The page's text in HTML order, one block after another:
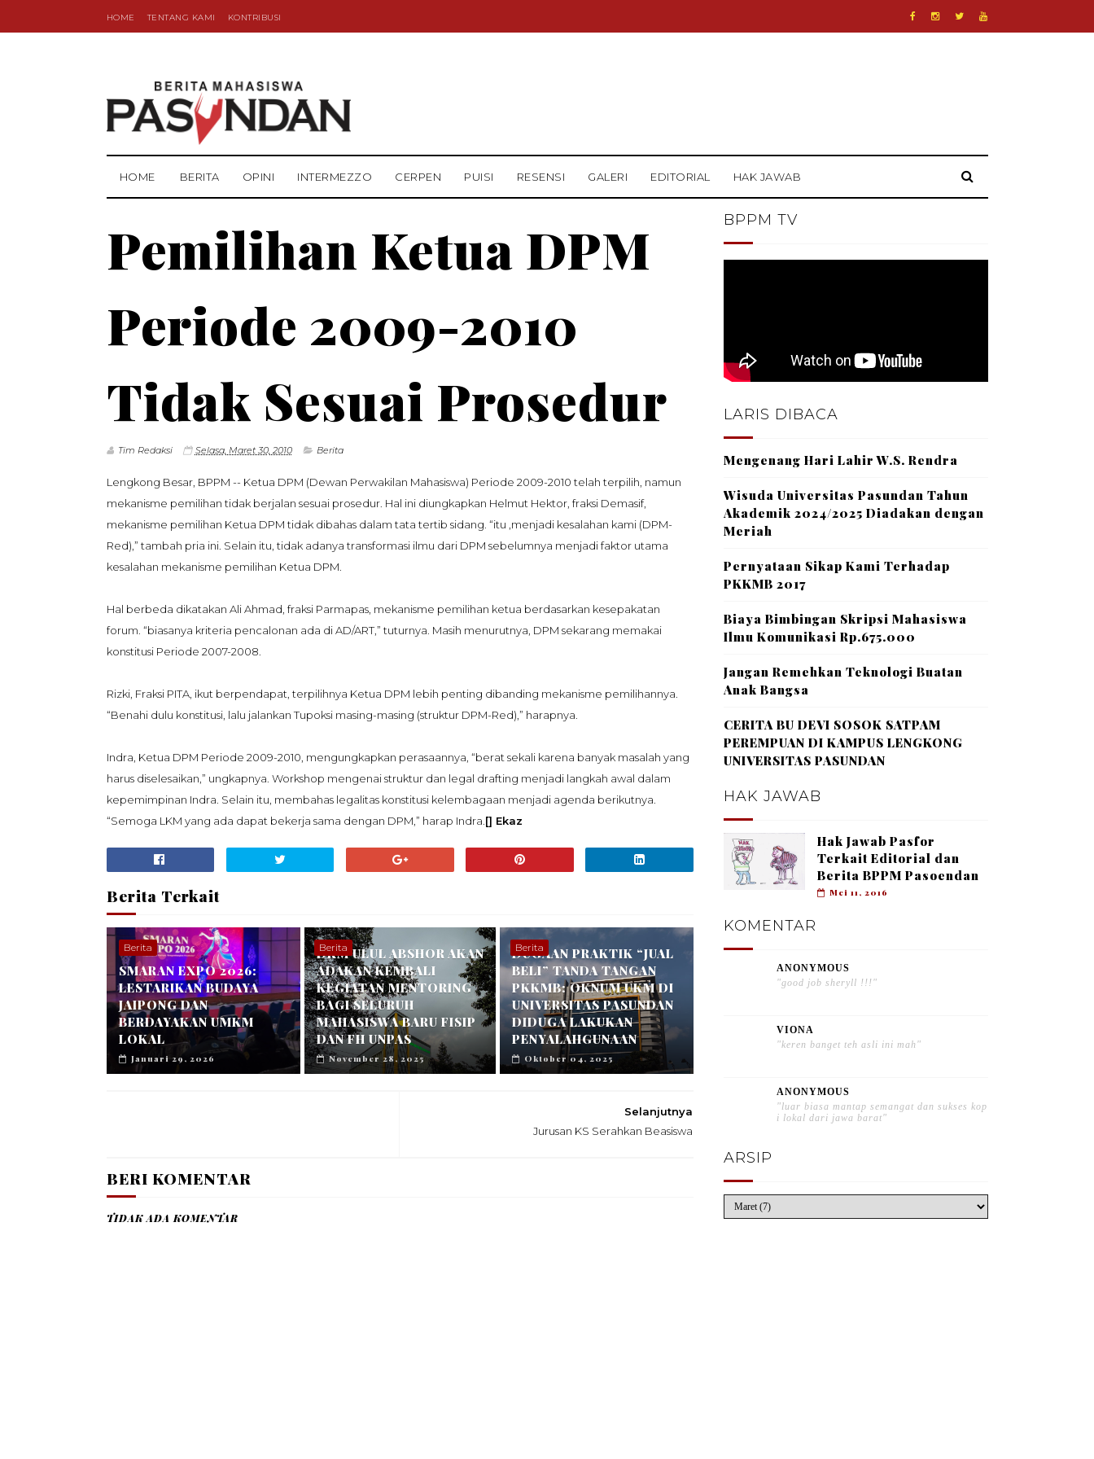
HOME TENTANG KAMI KONTRIBUSI
HOME BERITA OPINI INTERMEZZO CERPEN PUISI RESENSI GALERI EDITORIAL HAK JAWAB
Pemilihan Ketua DPM
Periode 2009-2010
Tidak Sesuai Prosedur
Tim Redaksi Selasa, Maret 30, 2010 Berita
Lengkong Besar, BPPM -- Ketua DPM (Dewan Perwakilan Mahasiswa) Periode 2009-2010 telah terpilih, namun
mekanisme pemilihan tidak berjalan sesuai prosedur. Hal ini diungkapkan Helmut Hektor, fraksi Demasif,
mekanisme pemilihan Ketua DPM tidak dibahas dalam tata tertib sidang. “itu ,menjadi kesalahan kami (DPM-
Red),” tambah pria ini. Selain itu, tidak adanya transformasi ilmu dari DPM sebelumnya menjadi faktor utama
kesalahan mekanisme pemilihan Ketua DPM.
Hal berbeda dikatakan Ali Ahmad, fraksi Parmapas, mekanisme pemilihan ketua berdasarkan kesepakatan
forum. “biasanya kriteria pencalonan ada di AD/ART,” tuturnya. Masih menurutnya, DPM sekarang memakai
konstitusi Periode 2007-2008.
Rizki, Fraksi PITA, ikut berpendapat, terpilihnya Ketua DPM lebih penting dibanding mekanisme pemilihannya.
“Benahi dulu konstitusi, lalu jalankan Tupoksi masing-masing (struktur DPM-Red),” harapnya.
Indra, Ketua DPM Periode 2009-2010, mengungkapkan perasaannya, “berat sekali karena banyak masalah yang
harus diselesaikan,” ungkapnya. Workshop mengenai struktur dan legal drafting menjadi langkah awal dalam
kepemimpinan Indra. Selain itu, membahas legalitas konstitusi kelembagaan menjadi agenda berikutnya.
“Semoga LKM yang ada dapat bekerja sama dengan DPM,” harap Indra. [] Ekaz
Berita Terkait
Berita
SMARAN EXPO 2026:
LESTARIKAN BUDAYA
JAIPONG DAN
BERDAYAKAN UMKM
LOKAL
Januari 29, 2026
Berita
DKM ULUL ABSHOR AKAN
ADAKAN KEMBALI
KEGIATAN MENTORING
BAGI SELURUH
MAHASISWA BARU FISIP
DAN FH UNPAS
November 28, 2025
Berita
DUGAAN PRAKTIK “JUAL
BELI” TANDA TANGAN
PKKMB: OKNUM UKM DI
UNIVERSITAS PASUNDAN
DIDUGA LAKUKAN
PENYALAHGUNAAN
Oktober 04, 2025
Selanjutnya
Jurusan KS Serahkan Beasiswa
BERI KOMENTAR
TIDAK ADA KOMENTAR
BPPM TV
LARIS DIBACA
Mengenang Hari Lahir W.S. Rendra
Wisuda Universitas Pasundan Tahun
Akademik 2024/2025 Diadakan dengan
Meriah
Pernyataan Sikap Kami Terhadap
PKKMB 2017
Biaya Bimbingan Skripsi Mahasiswa
Ilmu Komunikasi Rp.675.000
Jangan Remehkan Teknologi Buatan
Anak Bangsa
CERITA BU DEVI SOSOK SATPAM
PEREMPUAN DI KAMPUS LENGKONG
UNIVERSITAS PASUNDAN
HAK JAWAB
Hak Jawab Pasfor
Terkait Editorial dan
Berita BPPM Pasoendan
Mei 11, 2016
KOMENTAR
ANONYMOUS
"good job sheryll !!!"
VIONA
"keren banget teh asli ini mah"
ANONYMOUS
"luar biasa mantap semangat dan sukses kop
i lokal dari jawa barat"
ARSIP